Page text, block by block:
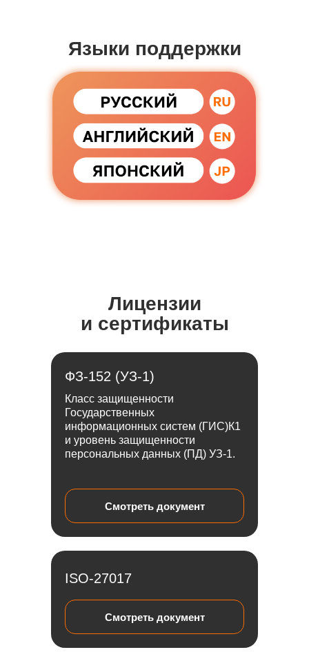
Языки поддержки
Лицензии
и сертификаты
Смотреть документ
ISO-27017
Класс защищенности
Государственных
информационных систем (ГИС)К1
и уровень защищенности
персональных данных (ПД) УЗ-1.
ФЗ-152 (УЗ-1)
Смотреть документ